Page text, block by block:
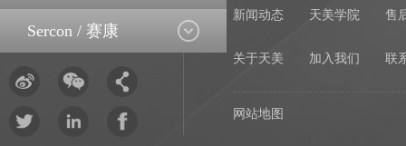
Sercon / 赛康
新闻动态 天美学院 售
关于天美 加入我们 联
网站地图